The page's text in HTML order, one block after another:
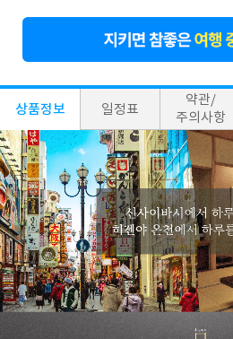
상품정보 일정표
약관/
주의사항